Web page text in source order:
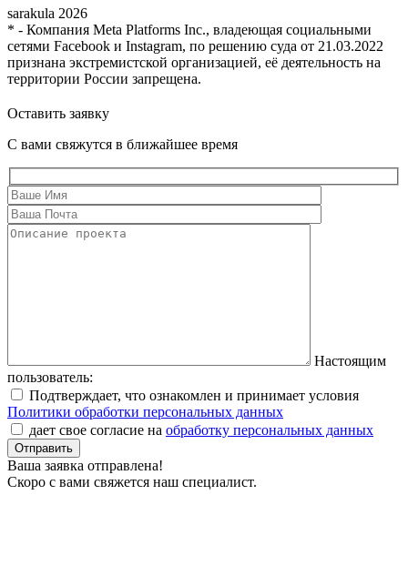
sarakula 2026
* - Компания Meta Platforms Inc., владеющая социальными
сетями Facebook и Instagram, по решению суда от 21.03.2022
признана экстремистской организацией, её деятельность на
территории России запрещена.
Оставить заявку
С вами свяжутся в ближайшее время
Настоящим
пользователь:
Подтверждает, что ознакомлен и принимает условия
Политики обработки персональных данных
дает свое согласие на обработку персональных данных
Ваша заявка отправлена!
Скоро с вами свяжется наш специалист.